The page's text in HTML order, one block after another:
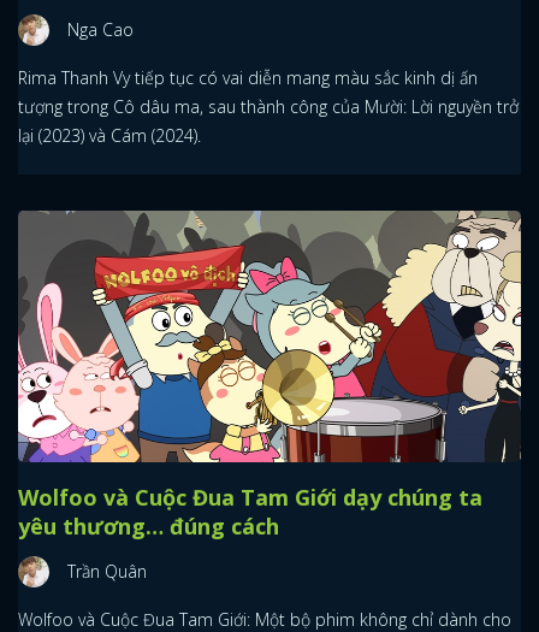
Nga Cao
Rima Thanh Vy tiếp tục có vai diễn mang màu sắc kinh dị ấn
tượng trong Cô dâu ma, sau thành công của Mười: Lời nguyền trở
lại (2023) và Cám (2024).
Wolfoo và Cuộc Đua Tam Giới dạy chúng ta
yêu thương… đúng cách
Trần Quân
Wolfoo và Cuộc Đua Tam Giới: Một bộ phim không chỉ dành cho